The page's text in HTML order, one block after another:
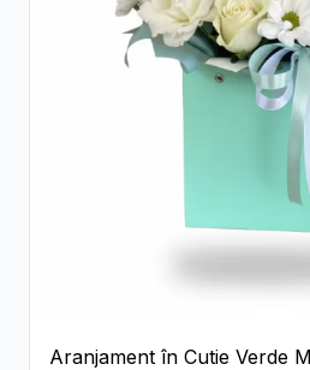
Aranjament în Cutie Verde